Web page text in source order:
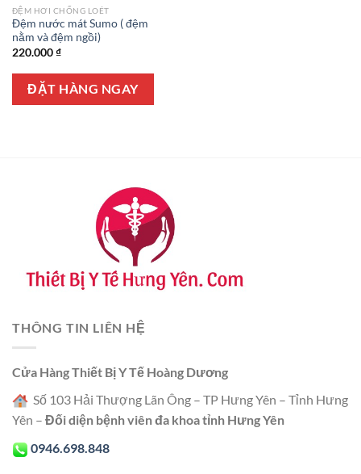
ĐỆM HƠI CHỐNG LOÉT
Đệm nước mát Sumo ( đệm
nằm và đệm ngồi)
220.000₫
ĐẶT HÀNG NGAY
THÔNG TIN LIÊN HỆ
Cửa Hàng Thiết Bị Y Tế Hoàng Dương
Số 103 Hải Thượng Lãn Ông – TP Hưng Yên – Tỉnh Hưng
Yên – Đối diện bệnh viên đa khoa tỉnh Hưng Yên
0946.698.848